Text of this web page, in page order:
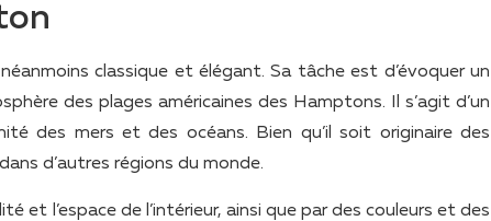
classique et élégant. Sa tâche est d’évoquer un
des plages américaines des Hamptons. Il s’agit d’un
des mers et des océans. Bien qu’il soit originaire des
d’autres régions du monde.
et l’espace de l’intérieur, ainsi que par des couleurs et des